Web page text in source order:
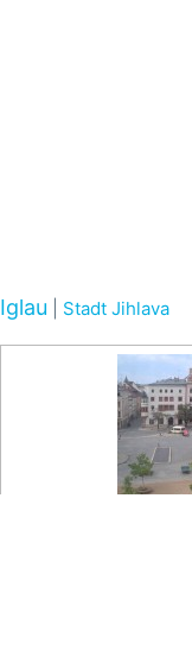
Iglau Stadt Jihlava